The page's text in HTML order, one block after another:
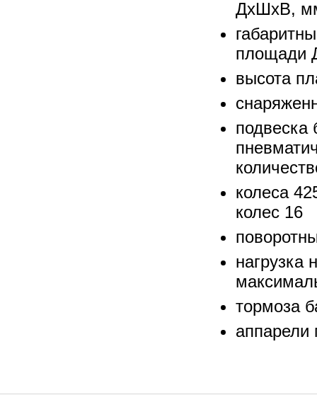
ДхШхВ,
площади
высота
подвеска
колеса
колес 16
нагрузка
тормоза
аппарели